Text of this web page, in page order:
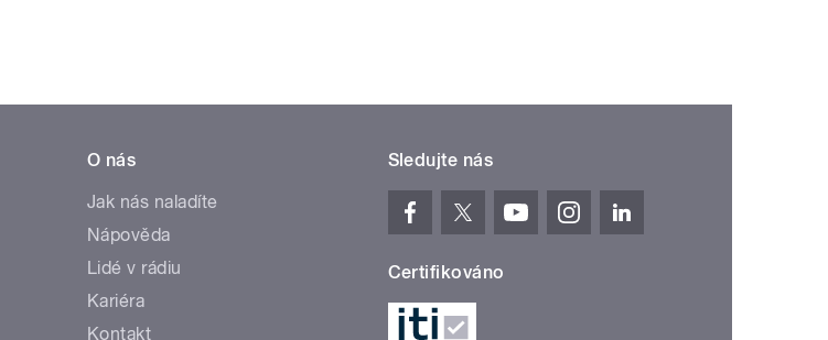
O nás
Jak nás naladíte
Nápověda
Lidé v rádiu
Kariéra
Kontakt
Sledujte nás
Certifikováno